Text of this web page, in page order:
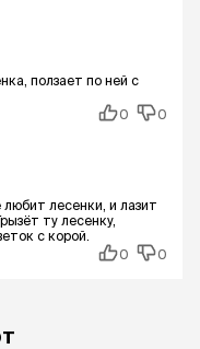
ползает по ней с
0
0
лесенки, и лазит
ту лесенку,
с корой.
0
0